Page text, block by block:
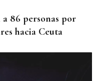
86 personas por
hacia Ceuta